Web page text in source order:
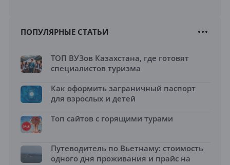
ПОПУЛЯРНЫЕ СТАТЬИ
ТОП ВУЗов Казахстана, где готовят
специалистов туризма
Как оформить заграничный паспорт
для взрослых и детей
Топ сайтов с горящими турами
Путеводитель по Вьетнаму: стоимость
одного дня проживания и прайс на